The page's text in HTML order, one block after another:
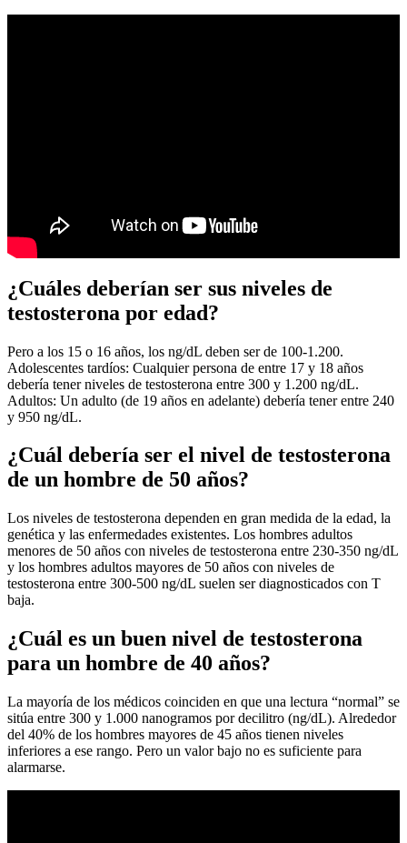
¿Cuáles deberían ser sus niveles de
testosterona por edad?
Pero a los 15 o 16 años, los ng/dL deben ser de 100-1.200.
Adolescentes tardíos: Cualquier persona de entre 17 y 18 años
debería tener niveles de testosterona entre 300 y 1.200 ng/dL.
Adultos: Un adulto (de 19 años en adelante) debería tener entre 240
y 950 ng/dL.
¿Cuál debería ser el nivel de testosterona
de un hombre de 50 años?
Los niveles de testosterona dependen en gran medida de la edad, la
genética y las enfermedades existentes. Los hombres adultos
menores de 50 años con niveles de testosterona entre 230-350 ng/dL
y los hombres adultos mayores de 50 años con niveles de
testosterona entre 300-500 ng/dL suelen ser diagnosticados con T
baja.
¿Cuál es un buen nivel de testosterona
para un hombre de 40 años?
La mayoría de los médicos coinciden en que una lectura “normal” se
sitúa entre 300 y 1.000 nanogramos por decilitro (ng/dL). Alrededor
del 40% de los hombres mayores de 45 años tienen niveles
inferiores a ese rango. Pero un valor bajo no es suficiente para
alarmarse.